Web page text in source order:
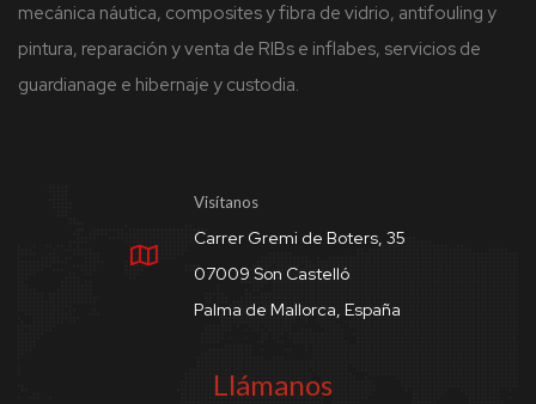
mecánica náutica, composites y fibra de vidrio, antifouling y
pintura, reparación y venta de RIBs e inflabes, servicios de
guardianage e hibernaje y custodia.
Visítanos
Carrer Gremi de Boters, 35
07009 Son Castelló
Palma de Mallorca, España
Llámanos